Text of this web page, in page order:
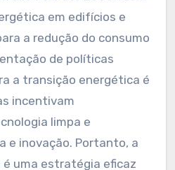
O uso de
hidrelétrica diminui a
que emitem CO2.
que a adoção de
cortar as emissões
até 70% até 2050. Além
em edifícios e
a redução do consumo